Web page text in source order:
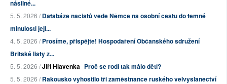
násilné...
5. 5. 2026 /Databáze nacistů vede Němce na osobní cestu do temné
minulosti jeji...
4. 5. 2026 /Prosíme, přispějte! Hospodaření Občanského sdružení
Britské listy z...
5. 5. 2026 /Jiří Hlavenka Proč se rodí tak málo dětí?
5. 5. 2026 /Rakousko vyhostilo tři zaměstnance ruského velvyslanectví